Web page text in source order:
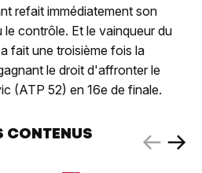
refait immédiatement son
le contrôle. Et le vainqueur du
fait une troisième fois la
le droit d'affronter le
(ATP 52) en 16e de finale.
CONTENUS